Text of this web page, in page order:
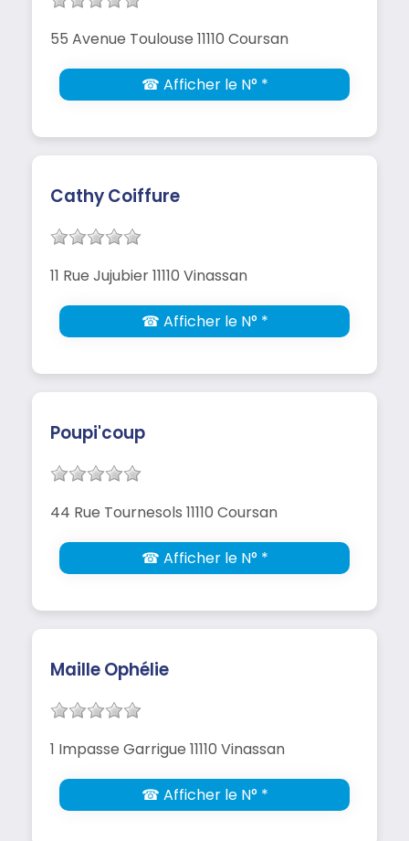
55 Avenue Toulouse 11110 Coursan
☎ Afficher le N° *
Cathy Coiffure
11 Rue Jujubier 11110 Vinassan
☎ Afficher le N° *
Poupi'coup
44 Rue Tournesols 11110 Coursan
☎ Afficher le N° *
Maille Ophélie
1 Impasse Garrigue 11110 Vinassan
☎ Afficher le N° *